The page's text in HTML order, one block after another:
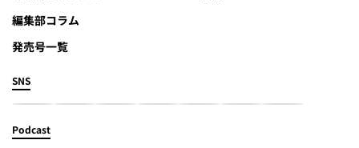
編集部コラム
発売号一覧
SNS
Podcast